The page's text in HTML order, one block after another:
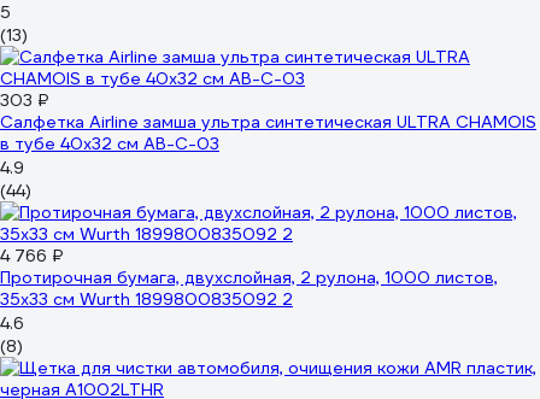
5
(13)
303 ₽
Салфетка Airline замша ультра синтетическая ULTRA CHAMOIS
в тубе 40х32 см AB-C-03
4.9
(44)
4 766 ₽
Протирочная бумага, двухслойная, 2 рулона, 1000 листов,
35х33 см Wurth 1899800835092 2
4.6
(8)